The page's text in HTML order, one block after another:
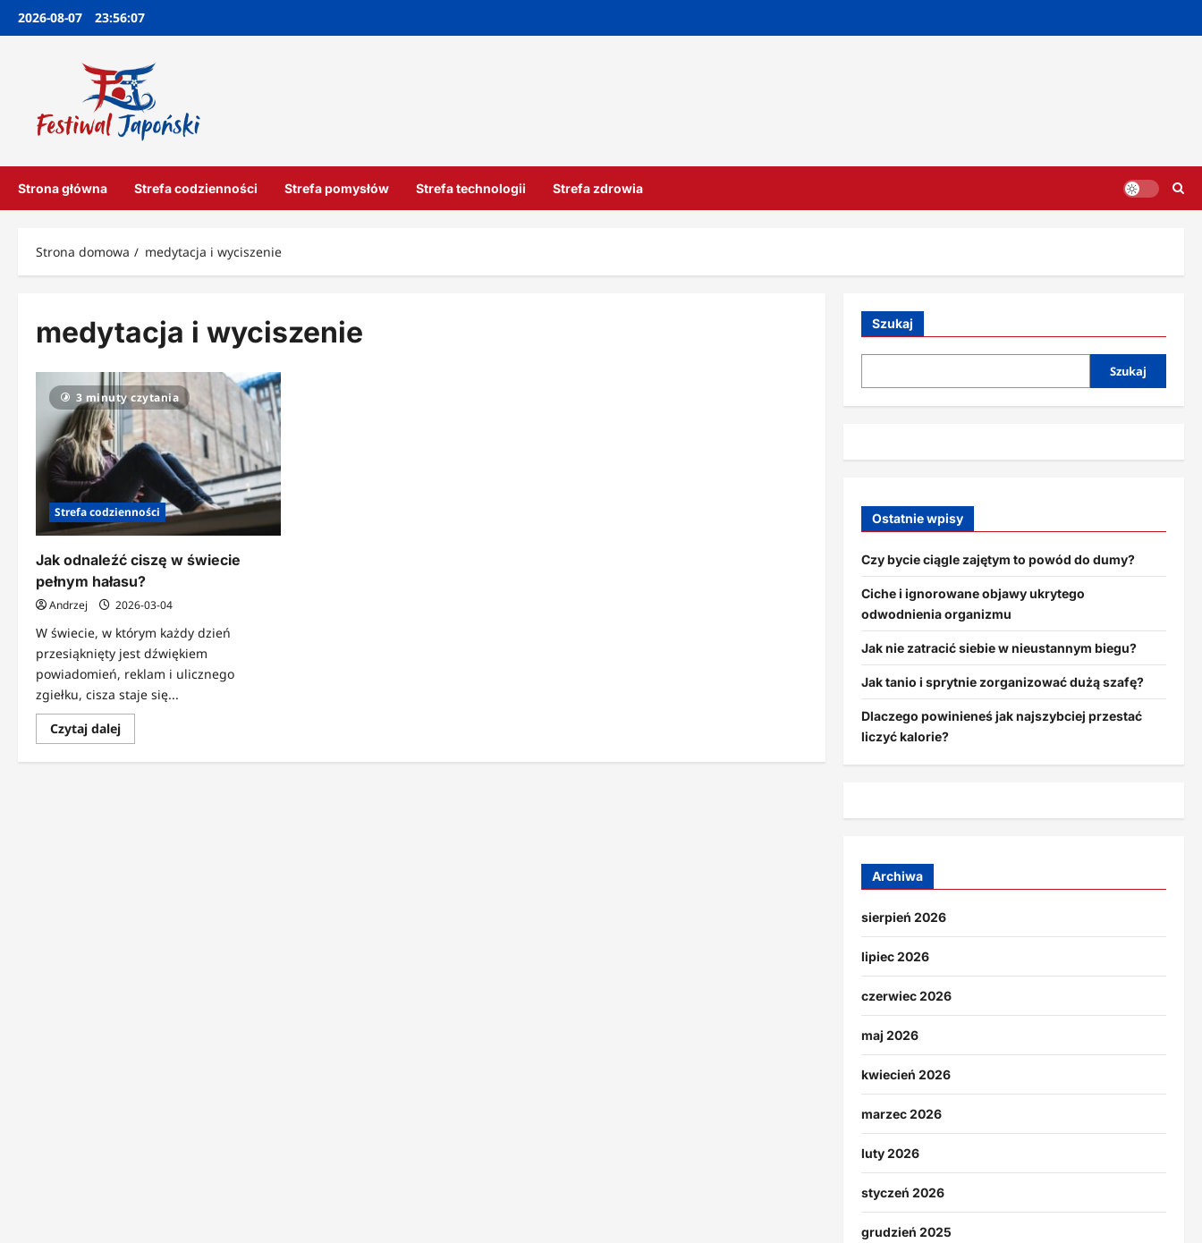
Przejdź
2026-08-07 23:56:07
Strona główna Strefa codzienności Strefa pomysłów Strefa technologii Strefa zdrowia
Strona domowa medytacja i wyciszenie
medytacja i wyciszenie
3 minuty czytania
Strefa codzienności
Jak odnaleźć ciszę w świecie
pełnym hałasu?
Andrzej 2026-03-04
W świecie, w którym każdy dzień
przesiąknięty jest dźwiękiem
powiadomień, reklam i ulicznego
zgiełku, cisza staje się...
Czytaj dalejDowiedz
się
o
Szukaj
Szukaj
Ostatnie wpisy
Czy bycie ciągle zajętym to powód do dumy?
Ciche i ignorowane objawy ukrytego
odwodnienia organizmu
Jak nie zatracić siebie w nieustannym biegu?
Jak tanio i sprytnie zorganizować dużą szafę?
Dlaczego powinieneś jak najszybciej przestać
liczyć kalorie?
Archiwa
sierpień 2026
lipiec 2026
czerwiec 2026
maj 2026
kwiecień 2026
marzec 2026
luty 2026
styczeń 2026
grudzień 2025